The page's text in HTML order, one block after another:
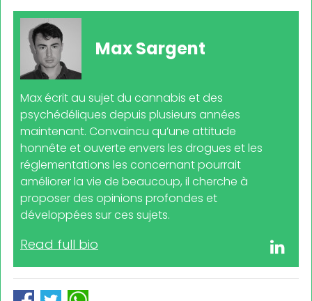
Max Sargent
Max écrit au sujet du cannabis et des
psychédéliques depuis plusieurs années
maintenant. Convaincu qu’une attitude
honnête et ouverte envers les drogues et les
réglementations les concernant pourrait
améliorer la vie de beaucoup, il cherche à
proposer des opinions profondes et
développées sur ces sujets.
Read full bio